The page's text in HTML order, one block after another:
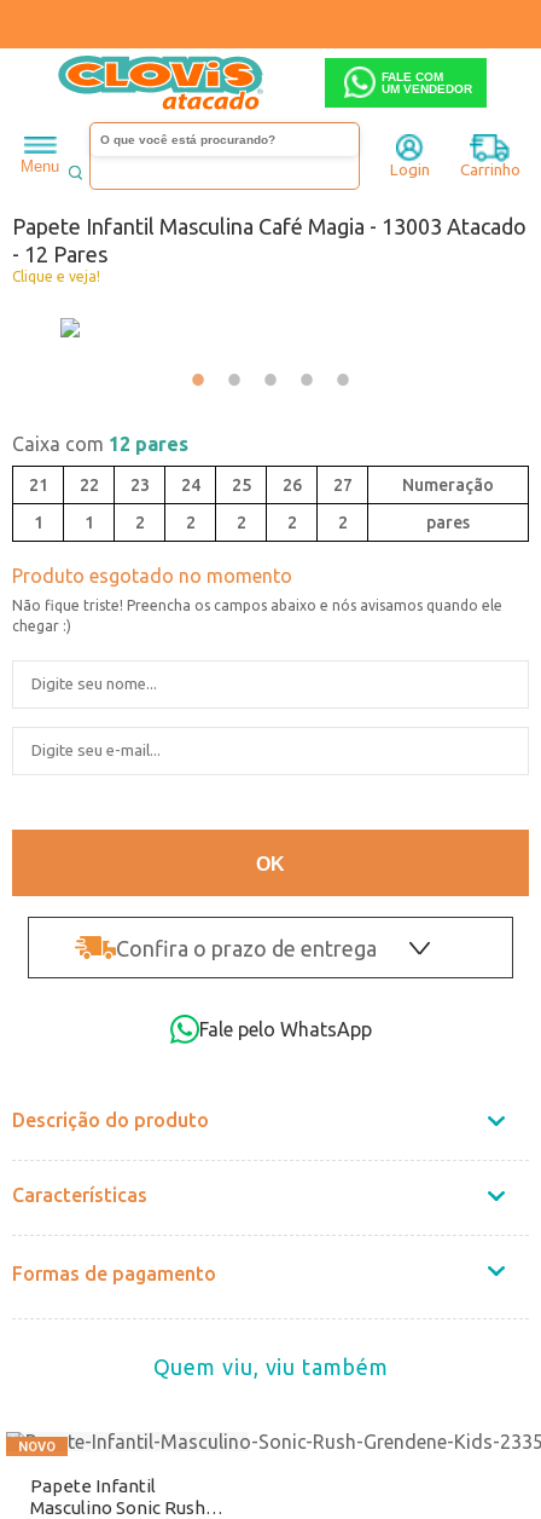
FALE COM
UM VENDEDOR
Menu Login Carrinho
Infantil Menino Papete
Papete Infantil Masculina Café Magia - 13003 Atacado
- 12 Pares
Clique e veja!
Caixa com 12 pares
21 22 23 24 25 26
27
1
1 2 2 2 2 2 pares
Confira o prazo de entrega
Fale pelo WhatsApp
Descrição do produto
Características
Formas de pagamento
Quem viu, viu também
Papete Infantil
Masculino Sonic Rush